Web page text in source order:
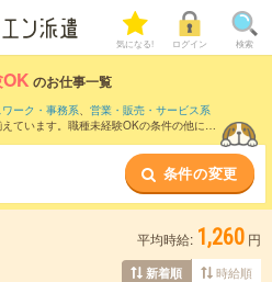
気になる! ログイン 検索
のお仕事一覧
ーク・事務系、 営業・販売・サービス系
ています。職種未経験OKの条件の他に、
条件の変更
平均時給: 1,260 円
新着順 時給順